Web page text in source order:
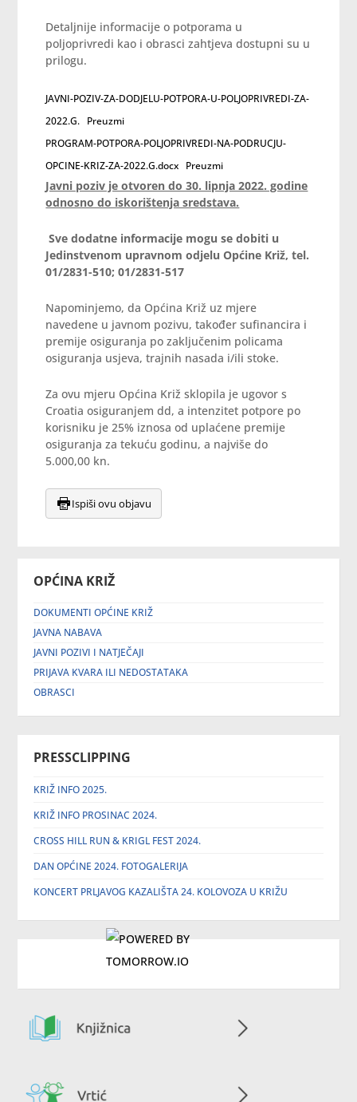
OPĆINA KRIŽ
DOKUMENTI OPĆINE KRIŽ
JAVNA NABAVA
JAVNI POZIVI I NATJEČAJI
PRIJAVA KVARA ILI NEDOSTATAKA
OBRASCI
PRESSCLIPPING
KRIŽ INFO 2025.
KRIŽ INFO PROSINAC 2024.
CROSS HILL RUN & KRIGL FEST 2024.
DAN OPĆINE 2024. FOTOGALERIJA
KONCERT PRLJAVOG KAZALIŠTA 24. KOLOVOZA U KRIŽU
Detaljnije informacije o potporama u
poljoprivredi kao i obrasci zahtjeva dostupni su u
prilogu.
JAVNI-POZIV-ZA-DODJELU-POTPORA-U-POLJOPRIVREDI-ZA-
2022.G. Preuzmi
PROGRAM-POTPORA-POLJOPRIVREDI-NA-PODRUCJU-
OPCINE-KRIZ-ZA-2022.G.docx Preuzmi
Javni poziv je otvoren do 30. lipnja 2022. godine
odnosno do iskorištenja sredstava.
Sve dodatne informacije mogu se dobiti u
Jedinstvenom upravnom odjelu Općine Križ, tel.
01/2831-510; 01/2831-517
Napominjemo, da Općina Križ uz mjere
navedene u javnom pozivu, također sufinancira i
premije osiguranja po zaključenim policama
osiguranja usjeva, trajnih nasada i/ili stoke.
Za ovu mjeru Općina Križ sklopila je ugovor s
Croatia osiguranjem dd, a intenzitet potpore po
korisniku je 25% iznosa od uplaćene premije
osiguranja za tekuću godinu, a najviše do
5.000,00 kn.
Ispiši ovu objavu